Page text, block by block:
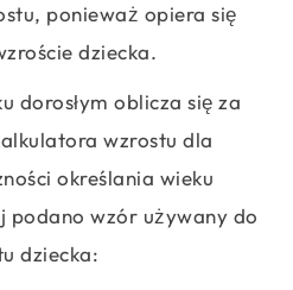
ponieważ opiera się
dziecka.
dorosłym oblicza się za
wzrostu dla
określania wieku
podano wzór używany do
dziecka: